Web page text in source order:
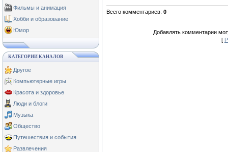
Фильмы и анимация
Хобби и образование
Юмор
КАТЕГОРИИ КАНАЛОВ
Другое
Компьютерные игры
Красота и здоровье
Люди и блоги
Музыка
Общество
Путешествия и события
Развлечения
Всего комментариев: 0
Добавлять комментарии
[